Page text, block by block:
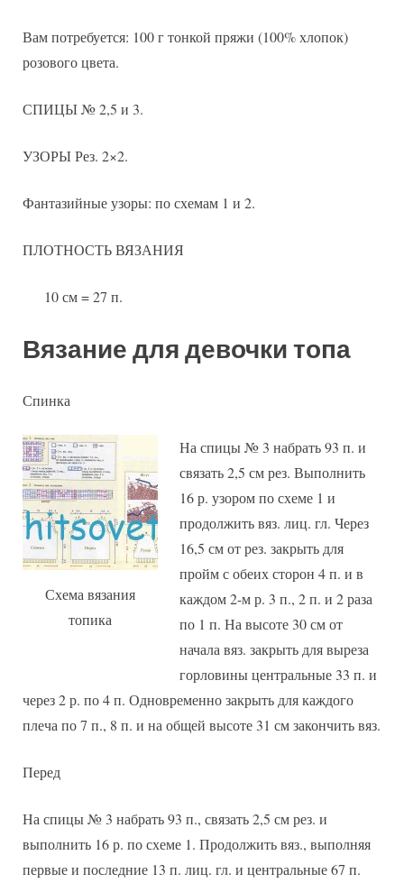
Вам потребуется: 100 г тонкой пряжи (100% хлопок)
розового цвета.
СПИЦЫ № 2,5 и 3.
УЗОРЫ Рез. 2×2.
Фантазийные узоры: по схемам 1 и 2.
ПЛОТНОСТЬ ВЯЗАНИЯ
10 см = 27 п.
Вязание для девочки топа
Спинка
Схема вязания
топика
На спицы № 3 набрать 93 п. и
связать 2,5 см рез. Выполнить
16 р. узором по схеме 1 и
продолжить вяз. лиц. гл. Через
16,5 см от рез. закрыть для
пройм с обеих сторон 4 п. и в
каждом 2-м р. 3 п., 2 п. и 2 раза
по 1 п. На высоте 30 см от
начала вяз. закрыть для выреза
горловины центральные 33 п. и
через 2 р. по 4 п. Одновременно закрыть для каждого
плеча по 7 п., 8 п. и на общей высоте 31 см закончить вяз.
Перед
На спицы № 3 набрать 93 п., связать 2,5 см рез. и
выполнить 16 р. по схеме 1. Продолжить вяз., выполняя
первые и последние 13 п. лиц. гл. и центральные 67 п.